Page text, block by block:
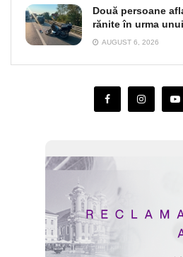
Două persoane
rănite în urma
AUGUST 6, 2026